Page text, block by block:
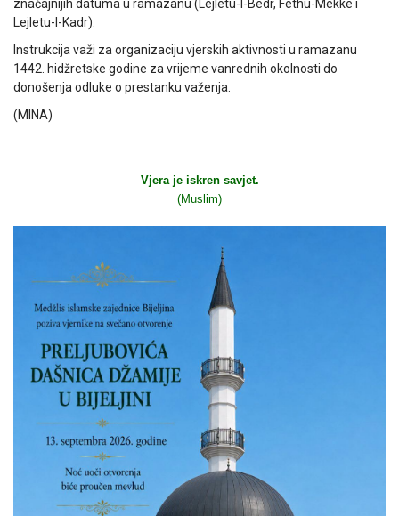
značajnijih datuma u ramazanu (Lejletu-l-Bedr, Fethu-Mekke i
Lejletu-l-Kadr).
Instrukcija važi za organizaciju vjerskih aktivnosti u ramazanu
1442. hidžretske godine za vrijeme vanrednih okolnosti do
donošenja odluke o prestanku važenja.
(MINA)
Vjera je iskren savjet.
(Muslim)